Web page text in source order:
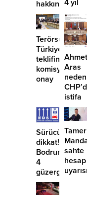
hakkında
suç
duyurusu
4 yıl
geçti,
hâlâ
proje
Terörsüz
Türkiye
teklifine
komisyondan
onay
Ahmet
Aras
neden
istifa
Sürücüler
dikkat!
Bodrum’da
4
güzergahta
EDS
başlıyor
Tamer
sahte
hesap